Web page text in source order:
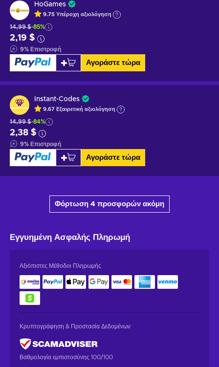
HoGames
9.75 Υπέροχη αξιολόγηση
14,99 $-85%
2,19 $
9% Επιστροφή
Αγοράστε τώρα
Instant-Codes
9.67 Εξαιρετική αξιολόγηση
14,99 $-84%
2,38 $
9% Επιστροφή
Αγοράστε τώρα
Φόρτωση 4 προσφορών ακόμη
Εγγυημένη Ασφαλής Πληρωμή
Αξιόπιστες Μέθοδοι Πληρωμής
Κρυπτογράφηση & Προστασία Δεδομένων
Βαθμολογία εμπιστοσύνης 100/100